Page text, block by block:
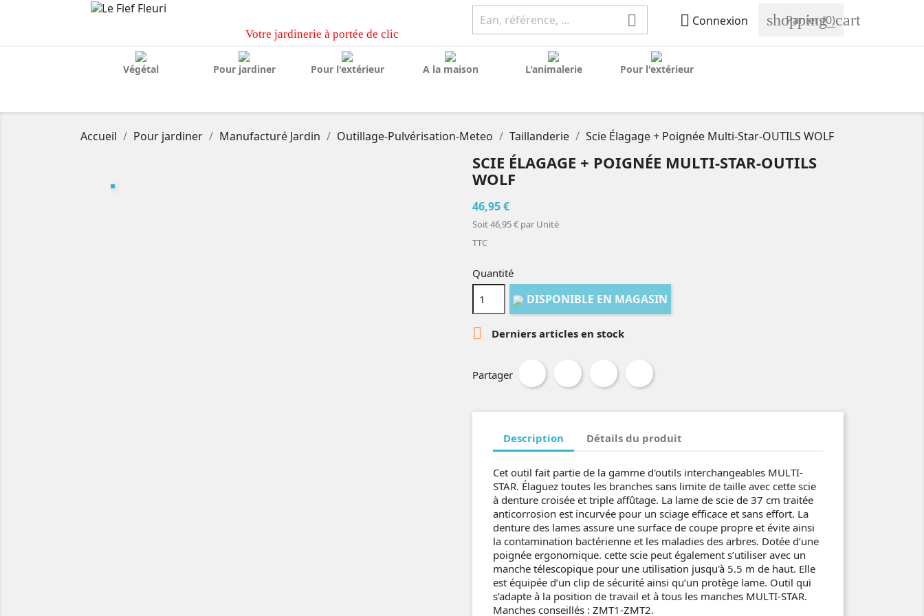
Votre jardinerie à portée de clic
  Connexion shopping_cart
Panier(0)
Végétal Pour jardiner Pour l'extérieur A la maison L'animalerie Pour l'extérieur
Accueil Pour jardiner Manufacturé Jardin Outillage-Pulvérisation-Meteo Taillanderie Scie Élagage + Poignée Multi-Star-OUTILS WOLF
SCIE ÉLAGAGE + POIGNÉE MULTI-STAR-OUTILS
WOLF
46,95 €
Soit 46,95 € par Unité
TTC
Quantité
DISPONIBLE EN MAGASIN
 Derniers articles en stock
Partager
Description Détails du produit
Cet outil fait partie de la gamme d'outils interchangeables MULTI-
STAR. Élaguez toutes les branches sans limite de taille avec cette scie
à denture croisée et triple affûtage. La lame de scie de 37 cm traitée
anticorrosion est incurvée pour un sciage efficace et sans effort. La
denture des lames assure une surface de coupe propre et évite ainsi
la contamination bactérienne et les maladies des arbres. Dotée d’une
poignée ergonomique. cette scie peut également s’utiliser avec un
manche télescopique pour une utilisation jusqu'à 5.5 m de haut. Elle
est équipée d’un clip de sécurité ainsi qu’un protège lame. Outil qui
s’adapte à la position de travail et à tous les manches MULTI-STAR.
Manches conseillés : ZMT1-ZMT2.